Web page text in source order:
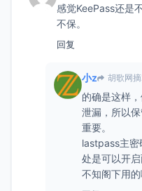
感觉KeePass还是
不保。
回复
小z 胡歌网摘
的确是这样
泄漏，所以
重要。
lastpass主密
处是可以开启
不知阁下用